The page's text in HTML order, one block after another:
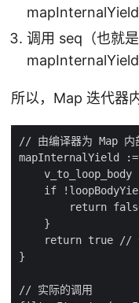
mapInternalYield
调用 seq（也就
mapInternalYield
所以，Map 迭代器